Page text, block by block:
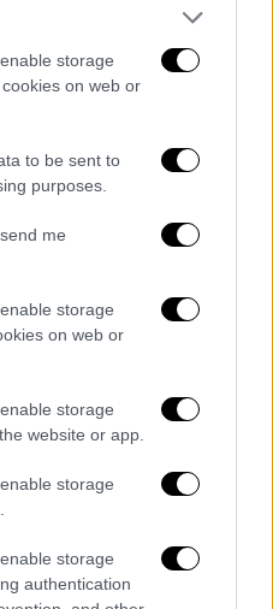
storage
on web or
to be sent to
purposes.
me
storage
on web or
storage
website or app.
storage
storage
authentication
Μπούκαραν
της, την
να ψάχνουν
φίλους στο
μισάνοιχτη